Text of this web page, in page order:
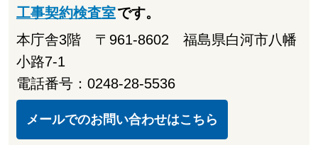
工事契約検査室です。
本庁舎3階 〒961-8602 福島県白河市八幡
小路7-1
電話番号：0248-28-5536
メールでのお問い合わせはこちら